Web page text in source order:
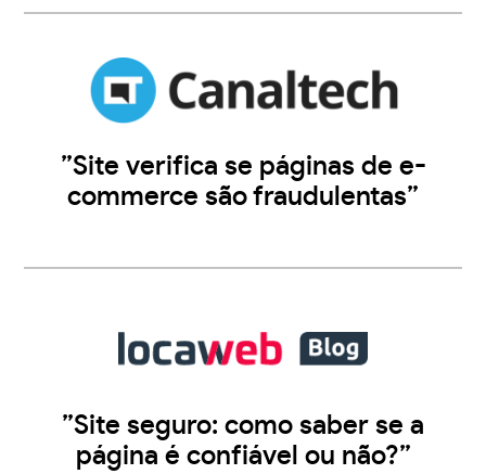
”Site verifica se páginas de e-
commerce são fraudulentas”
”Site seguro: como saber se a
página é confiável ou não?”